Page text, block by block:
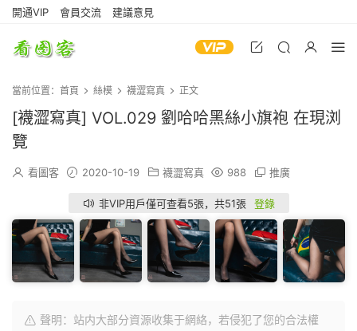
開通VIP 會員交流 建議意見
當前位置： 首頁 絲模 襪澀寫真 正文
[襪澀寫真] VOL.029 劉哈哈黑絲小旗袍 在現浏
覽
看圖客 2020-10-19 襪澀寫真 988 推廣
非VIP用戶僅可查看5張，共51張 登錄
聲明：站内大部分資源收集于網絡，若侵犯了您的合法權